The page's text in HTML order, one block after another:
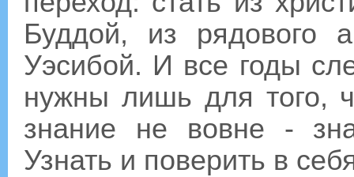
Буддой, из рядового
Уэсибой. И все годы
нужны лишь для того,
знание не вовне -
Узнать и поверить в